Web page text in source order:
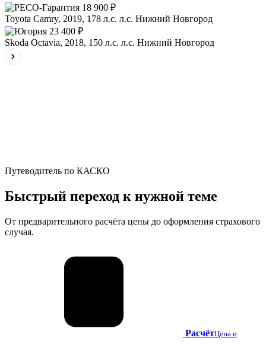
18 900 ₽
Toyota Camry, 2019, 178 л.с. л.с. Нижний Новгород
23 400 ₽
Skoda Octavia, 2018, 150 л.с. л.с. Нижний Новгород
Путеводитель по КАСКО
Быстрый переход к нужной теме
От предварительного расчёта цены до оформления страхового
случая.
РасчётЦена и